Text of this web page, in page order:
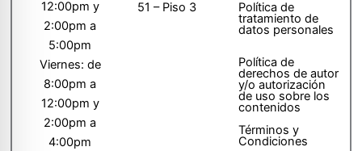
12:00pm y
2:00pm a
5:00pm
Viernes: de
8:00pm a
12:00pm y
2:00pm a
4:00pm
51 – Piso 3
Política de
tratamiento de
datos personales
Política de
derechos de autor
y/o autorización
de uso sobre los
contenidos
Términos y
Condiciones